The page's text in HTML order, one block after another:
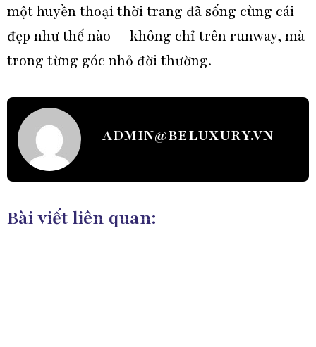
một huyền thoại thời trang đã sống cùng cái
đẹp như thế nào — không chỉ trên runway, mà
trong từng góc nhỏ đời thường.
ADMIN@BELUXURY.VN
Bài viết liên quan: